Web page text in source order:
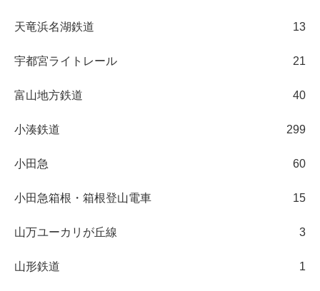
天竜浜名湖鉄道 13
宇都宮ライトレール 21
富山地方鉄道 40
小湊鉄道 299
小田急 60
小田急箱根・箱根登山電車 15
山万ユーカリが丘線 3
山形鉄道 1